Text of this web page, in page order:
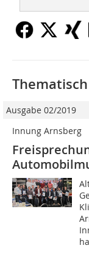
Ausgabe 02/2019
Innung Arnsberg